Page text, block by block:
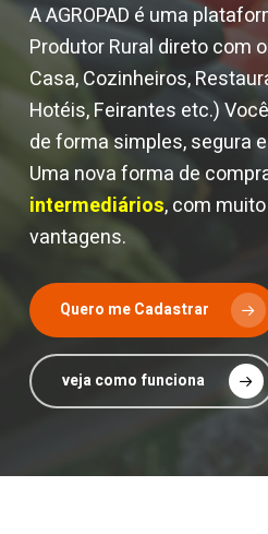
A AGROPAD é uma
Produtor Rural direto com
Casa, Cozinheiros,
Hotéis, Feirantes etc.)
de forma simples, segura
Uma nova forma de
intermediários, com
vantagens.
Quero me Cadastrar
veja como funciona